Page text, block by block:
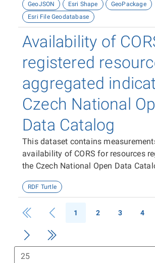
features (polygons).
GeoJSON Esri Shape
GeoPackage
Esri File Geodatabase
Availability of
registered
aggregated
Czech National
Data Catalog
This dataset contains
availability of CORS for resources
the Czech National Open Data
entire NODC-CZ.
RDF Turtle
1 2 3 4